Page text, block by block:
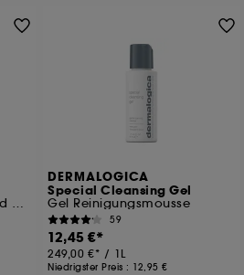
Mildes enzymatisches und mechanisches Peeling
DERMALOGICA
Special Cleansing Gel
Gel Reinigungsmousse
59
12,45 €
249,00 € / 1L
Niedrigster Preis : 12,95 €